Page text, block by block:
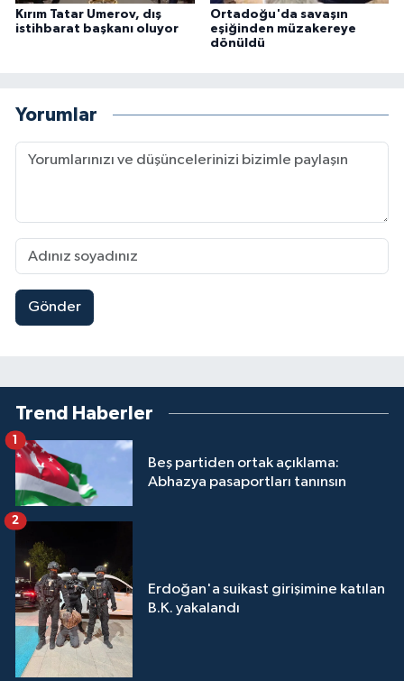
Kırım Tatar Umerov, dış
istihbarat başkanı oluyor
Ortadoğu'da savaşın
eşiğinden müzakereye
dönüldü
Yorumlar
Gönder
Trend Haberler
Beş partiden ortak açıklama:
Abhazya pasaportları tanınsın
1
Erdoğan'a suikast girişimine katılan
B.K. yakalandı
2